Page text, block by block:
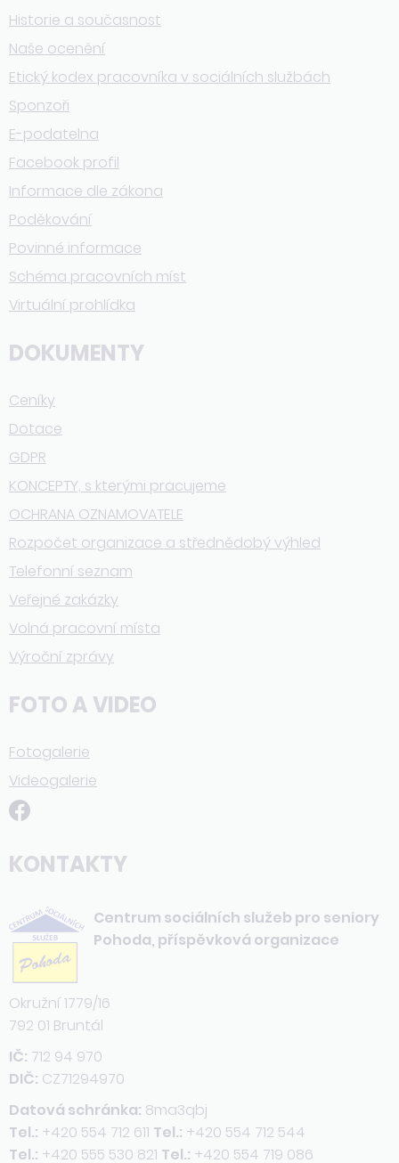
Historie a současnost
Naše ocenění
Etický kodex pracovníka v sociálních službách
Sponzoři
E-podatelna
Facebook profil
Informace dle zákona
Poděkování
Povinné informace
Schéma pracovních míst
Virtuální prohlídka
DOKUMENTY
Ceníky
Dotace
GDPR
KONCEPTY, s kterými pracujeme
OCHRANA OZNAMOVATELE
Rozpočet organizace a střednědobý výhled
Telefonní seznam
Veřejné zakázky
Volná pracovní místa
Výroční zprávy
FOTO A VIDEO
Fotogalerie
Videogalerie
KONTAKTY
Centrum sociálních služeb pro seniory
Pohoda, příspěvková organizace
Okružní 1779/16
792 01 Bruntál
IČ: 712 94 970
DIČ: CZ71294970
Datová schránka: 8ma3qbj
Tel.: +420 554 712 611 Tel.: +420 554 712 544
Tel.: +420 555 530 821 Tel.: +420 554 719 086